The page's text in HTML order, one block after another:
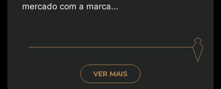
mercado com a marca...
VER MAIS